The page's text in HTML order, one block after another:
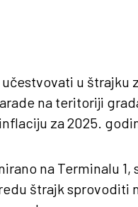
u štrajku
na teritoriji
za 2025.
na Terminalu
štrajk sprovoditi